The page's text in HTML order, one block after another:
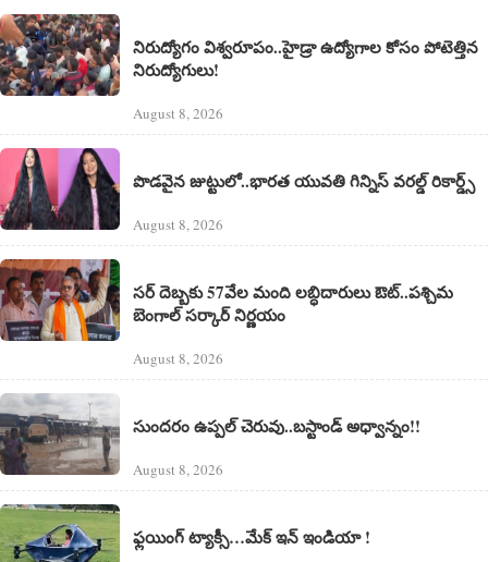
నిరుద్యోగం విశ్వరూపం..హైడ్రా ఉద్యోగాల కోసం పోటెత్తిన
నిరుద్యోగులు!
August 8, 2026
పొడవైన జుట్టులో..భారత యువతి గిన్నిస్ వరల్డ్ రికార్డ్స్
August 8, 2026
సర్ దెబ్బకు 57వేల మంది లబ్ధిదారులు ఔట్..పశ్చిమ
బెంగాల్ సర్కార్ నిర్ణయం
August 8, 2026
సుందరం ఉప్పల్ చెరువు..బస్టాండ్ అధ్వాన్నం!!
August 8, 2026
ఫ్లయింగ్ ట్యాక్సీ…మేక్ ఇన్ ఇండియా !